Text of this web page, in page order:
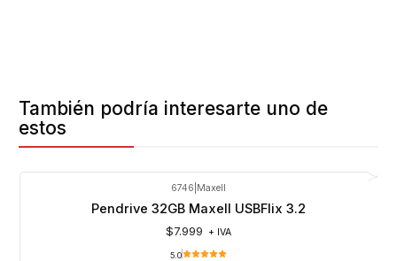
También podría interesarte uno de
estos
6746 Maxell
Pendrive 32GB Maxell USBFlix 3.2
$7.999 + IVA
5.0